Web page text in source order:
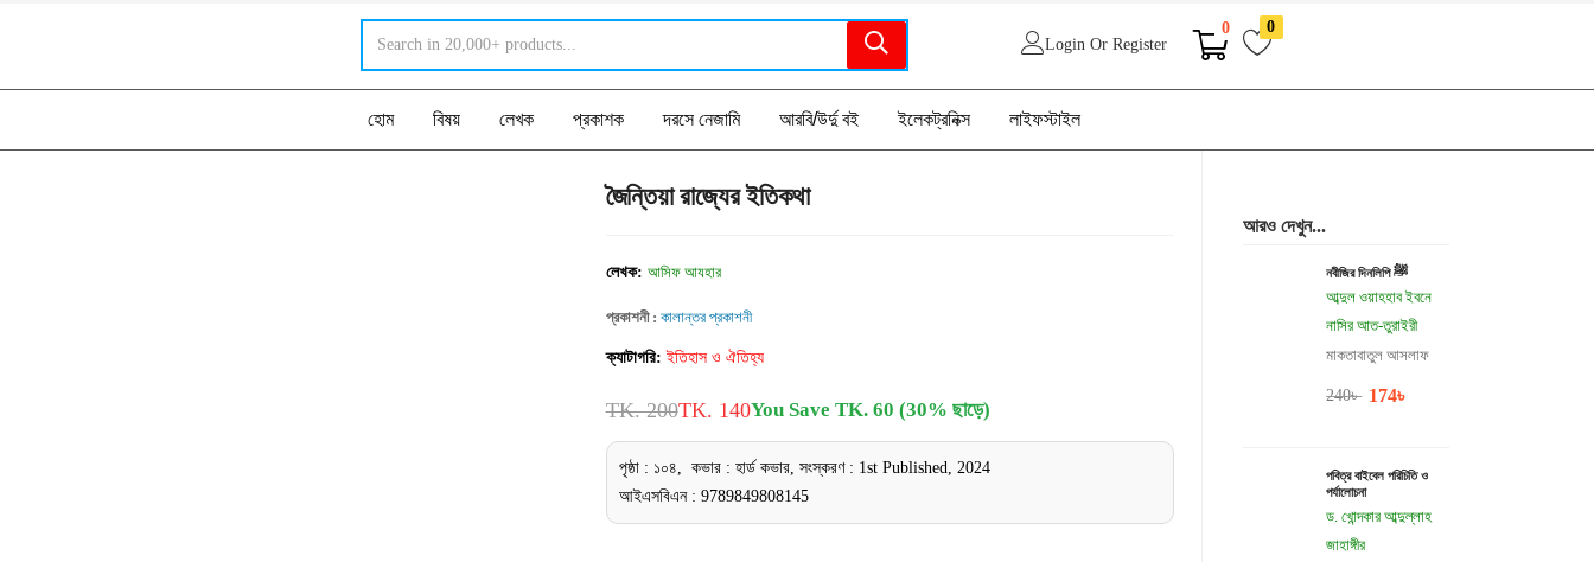
Login Or Register
0 0
হোম বিষয় লেখক প্রকাশক দরসে নেজামি আরবি/উর্দু বই ইলেকট্রনিক্স লাইফস্টাইল
আরও দেখুন...
নবীজির দিনলিপি ﷺ
আব্দুল ওয়াহহাব ইবনে
নাসির আত-তুরাইরী
মাকতাবাতুল আসলাফ
240৳ 174৳
পবিত্র বাইবেল পরিচিতি ও
পর্যালোচনা
ড. খোন্দকার আব্দুল্লাহ
জাহাঙ্গীর
জৈন্তিয়া রাজ্যের ইতিকথা
লেখক: আসিফ আযহার
প্রকাশনী : কালান্তর প্রকাশনী
ক্যাটাগরি: ইতিহাস ও ঐতিহ্য
TK. 200TK. 140You Save TK. 60 (30% ছাড়ে)
পৃষ্ঠা : ১০৪, কভার : হার্ড কভার, সংস্করণ : 1st Published, 2024
আইএসবিএন : 9789849808145